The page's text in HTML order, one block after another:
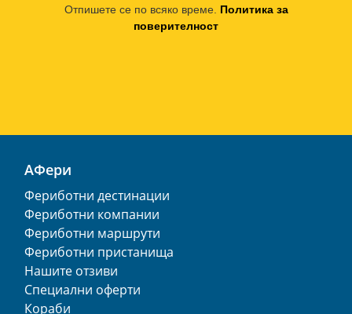
Отпишете се по всяко време. Политика за
поверителност
АФери
Фериботни дестинации
Фериботни компании
Фериботни маршрути
Фериботни пристанища
Нашите отзиви
Специални оферти
Кораби